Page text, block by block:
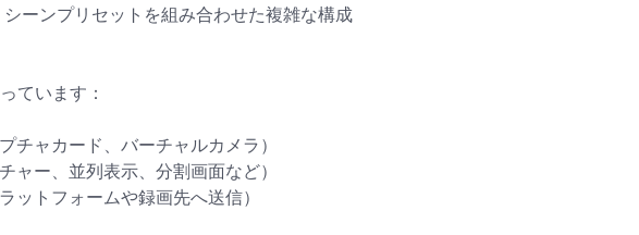
ーンプリセットを組み合わせた複雑な構成
ています：
チャカード、バーチャルカメラ）
ャー、並列表示、分割画面など）
ットフォームや録画先へ送信）